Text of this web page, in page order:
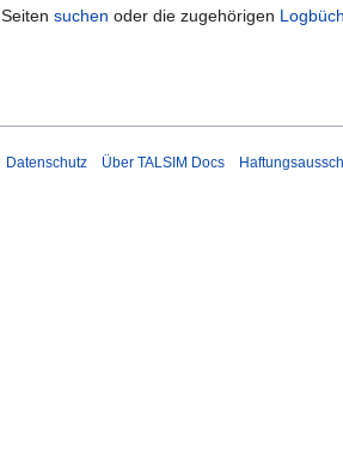
Seiten suchen oder die zugehörigen
Datenschutz Über TALSIM Docs